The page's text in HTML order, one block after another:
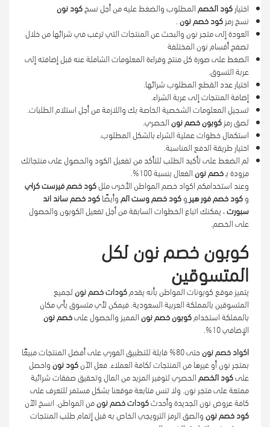
اختياركود الخصم المطلوب والضغط عليه من أجل نسخكود نون
نسخ رمزكود خصم نون
العودة إلى متجر نون والبحث عن المنتجات التي ترغب في شرائها من خلال
تصفح أقسام نون المختلفة
الضغط على صورة كل منتج وقراءة المعلومات الشاملة عنه قبل إضافته إلى
عربة التسوق.
اختيار عدد القطع المطلوب شرائها.
إضافة المنتجات إلى عربة الشراء.
تسجيل المعلومات الشخصية الخاصة بك واللازمة من أجل استلام الطلبات.
لصق رمزكوبون خصم نونالحصري.
استكمال خطوات عملية الشراء بالشكل المطلوب.
اختيار طريقة الدفع المناسبة.
ثم الضغط على تأكيد الطلب للتأكد من تفعيل الكود والحصول على منتجاتك
مزودة بـ خصم نونالفعال بنسبة 100%.
وعند استخدامكم اكواد خصم المواطن الأخرى مثلكود خصم فيرست كراي
وكود خصم فور هير وكود خصم وست الم وأيضًاكود خصم ساند اند
سبورت، يمكنك اتباع الخطوات السابقة من أجل تفعيل الكوبون والحصول
على الخصم.
كوبون خصم نون لكل
المتسوقين
يتميز موقع كوبونات المواطن بأنه يقدمكودات خصم نونلجميع
المتسوقين بالمملكة العربية السعودية. فيمكن لأي متسوق بأي مكان
بالمملكة استخدامكوبون خصم نونالمميز والحصول علىخصم نون
الإضافي 10%.
اكواد خصم نون
حتى 80% قابلة للتطبيق الفوري على أفضل المنتجات مبيعًا
بمتجر نون أو غيرها من المنتجات لكافة العملاء. فعل الآنكود نونواحصل
علىكود الخصم الحصري لتوفير المزيد من المال وتحقيق صفقات شرائية
ممتعة على متجر نون. ولا تنس متابعة موقعنا بشكل مستمر للتعرف على
كافة عروض نون الجديدة وأحدثكودات خصم نونمن المواطن. انسخ الآن
كود خصم نونوالصق الرمز الترويجي الخاص به قبل إتمام طلب المنتجات